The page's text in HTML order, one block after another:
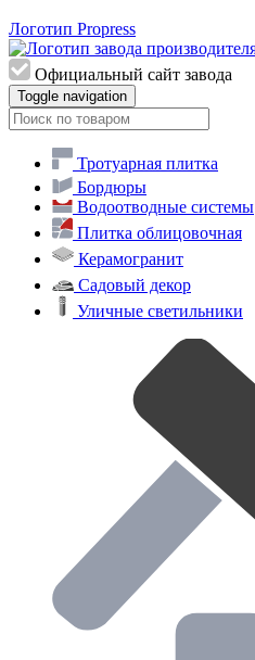
Логотип Propress
Официальный сайт завода
Toggle navigation
Тротуарная плитка
Бордюры
Водоотводные системы
Плитка облицовочная
Керамогранит
Садовый декор
Уличные светильники